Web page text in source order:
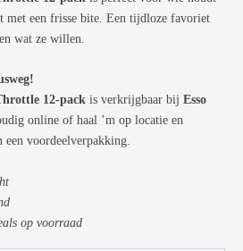
met een frisse bite. Een tijdloze favoriet
wat ze willen.
12-pack is verkrijgbaar bij Esso
online of haal ’m op locatie en
een voordeelverpakking.
op voorraad